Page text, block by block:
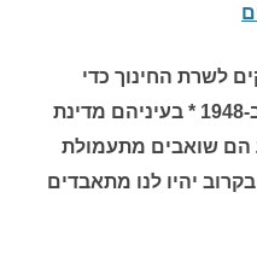
לשרת החינוך כדי
ללמוד על האסון שפקד אותם ב-1948 * בעיניהם מדינת
הם שואבים מתעמולת
יהיו לנו מתאבדים